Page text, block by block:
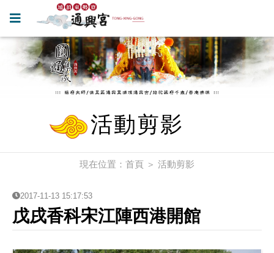
活動剪影
現在位置： 首頁 ＞ 活動剪影
2017-11-13 15:17:53
戊戌香科宋江陣西港開館